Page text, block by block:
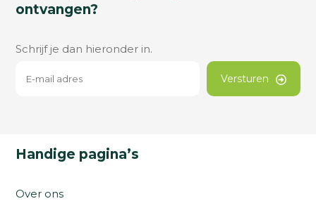
ontvangen?
Schrijf je dan hieronder in.
Versturen
Handige pagina’s
Over ons